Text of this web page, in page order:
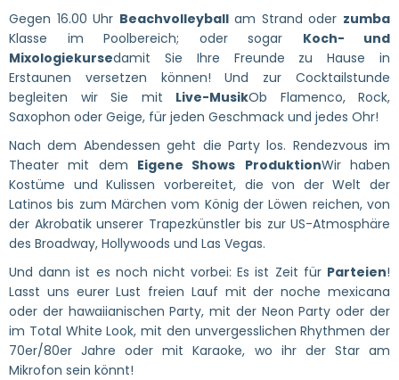
Gegen 16.00 Uhr Beachvolleyball am Strand oder zumba
Klasse im Poolbereich; oder sogar Koch- und
Mixologiekursedamit Sie Ihre Freunde zu Hause in
Erstaunen versetzen können! Und zur Cocktailstunde
begleiten wir Sie mit Live-MusikOb Flamenco, Rock,
Saxophon oder Geige, für jeden Geschmack und jedes Ohr!
Nach dem Abendessen geht die Party los. Rendezvous im
Theater mit dem Eigene Shows ProduktionWir haben
Kostüme und Kulissen vorbereitet, die von der Welt der
Latinos bis zum Märchen vom König der Löwen reichen, von
der Akrobatik unserer Trapezkünstler bis zur US-Atmosphäre
des Broadway, Hollywoods und Las Vegas.
Und dann ist es noch nicht vorbei: Es ist Zeit für Parteien!
Lasst uns eurer Lust freien Lauf mit der noche mexicana
oder der hawaiianischen Party, mit der Neon Party oder der
im Total White Look, mit den unvergesslichen Rhythmen der
70er/80er Jahre oder mit Karaoke, wo ihr der Star am
Mikrofon sein könnt!